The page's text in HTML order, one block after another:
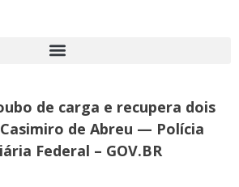
de carga e recupera dois
de Abreu — Polícia
Federal – GOV.BR